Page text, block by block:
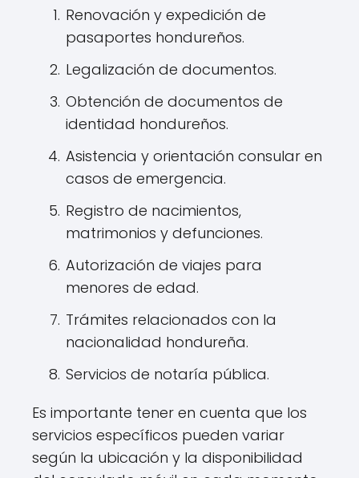
Renovación y expedición de
pasaportes hondureños.
Legalización de documentos.
Obtención de documentos de
identidad hondureños.
Asistencia y orientación consular en
casos de emergencia.
Registro de nacimientos,
matrimonios y defunciones.
Autorización de viajes para
menores de edad.
Trámites relacionados con la
nacionalidad hondureña.
Servicios de notaría pública.
Es importante tener en cuenta que los
servicios específicos pueden variar
según la ubicación y la disponibilidad